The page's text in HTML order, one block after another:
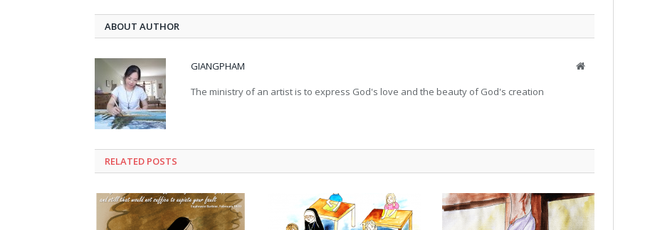
ABOUT AUTHOR
GIANGPHAM Website
The ministry of an artist is to express God's love and the beauty of God's creation
RELATED POSTS